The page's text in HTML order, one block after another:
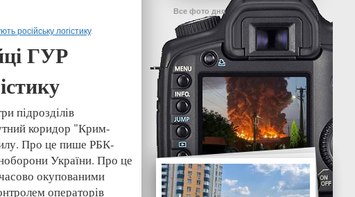
російську логістику.
ГУР
підрозділів
коридор "Крим-
Про це пише РБК-
України. Про це
окупованими
операторів
Все фото дня